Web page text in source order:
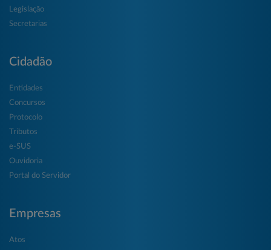
Legislação
Secretarias
Cidadão
Entidades
Concursos
Protocolo
Tributos
e-SUS
Ouvidoria
Portal do Servidor
Empresas
Atos